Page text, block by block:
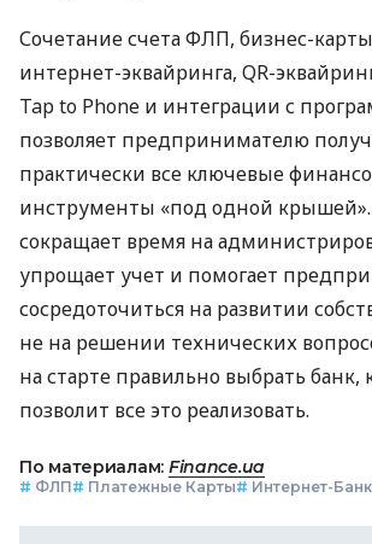
Сочетание счета ФЛП, бизнес-
интернет-эквайринга, QR-
Tap to Phone и интеграции с
позволяет предпринимателю
практически все ключевые
инструменты «под одной
сокращает время на
упрощает учет и помогает
сосредоточиться на развитии
не на решении технических
на старте правильно выбрать банк,
позволит все это реализовать.
По материалам: Finance.ua
# ФЛП# Платежные Карты# Интернет-